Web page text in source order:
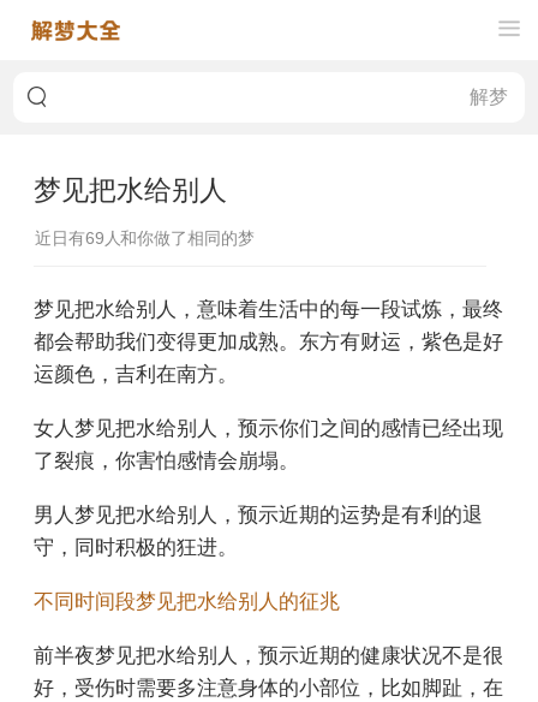
梦见把水给别人
近日有69 人和你做了相同的梦
梦见把水给别人，意味着生活中的每一段试炼，最终
都会帮助我们变得更加成熟。东方有财运，紫色是好
运颜色，吉利在南方。
女人梦见把水给别人，预示你们之间的感情已经出现
了裂痕，你害怕感情会崩塌。
男人梦见把水给别人，预示近期的运势是有利的退
守，同时积极的狂进。
不同时间段梦见把水给别人的征兆
前半夜梦见把水给别人，预示近期的健康状况不是很
好，受伤时需要多注意身体的小部位，比如脚趾，在